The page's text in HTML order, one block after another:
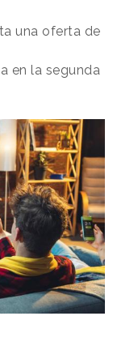
una oferta de
en la segunda